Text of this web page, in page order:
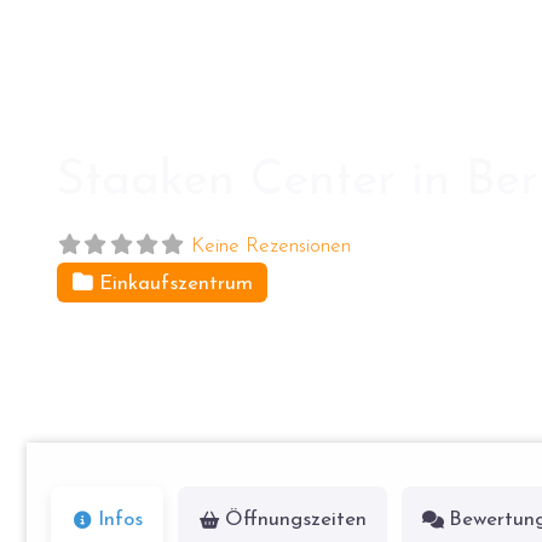
Keine Rezensionen
Einkaufszentrum
Infos Öffnungszeiten